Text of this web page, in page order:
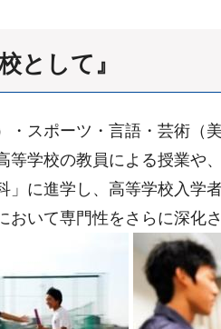
として』
・スポーツ・言語・芸術（
等学校の教員による授業や
」に進学し、高等学校入学
いて専門性をさらに深化さ